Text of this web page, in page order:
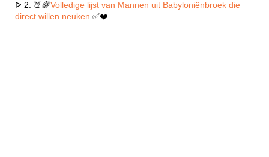
ᐅ 2. 🍑🌈Volledige lijst van Mannen uit Babyloniënbroek die
direct willen neuken ✅❤️